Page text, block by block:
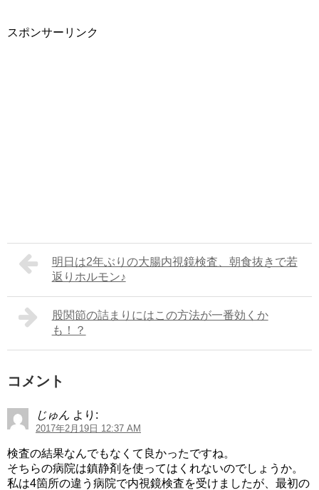
スポンサーリンク
明日は2年ぶりの大腸内視鏡検査、朝食抜きで若
返りホルモン♪
股関節の詰まりにはこの方法が一番効くか
も！？
コメント
じゅん より:
2017年2月19日 12:37 AM
検査の結果なんでもなくて良かったですね。
そちらの病院は鎮静剤を使ってはくれないのでしょうか。
私は4箇所の違う病院で内視鏡検査を受けましたが、最初の